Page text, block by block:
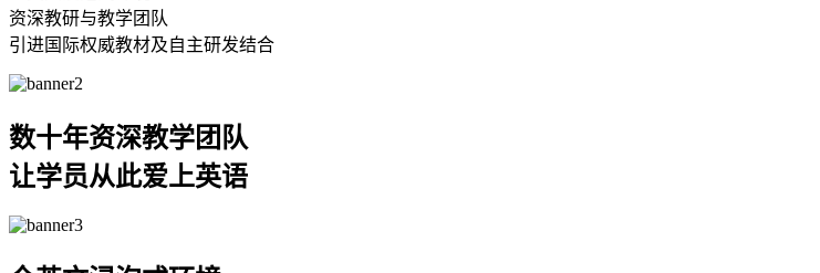
资深教研与教学团队
引进国际权威教材及自主研发结合
数十年资深教学团队
让学员从此爱上英语